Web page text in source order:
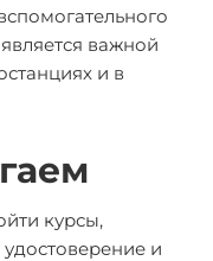
важной
и в
курсы,
и